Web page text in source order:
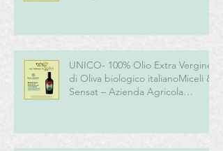
UNICO- 100% Olio Extra Vergine
di Oliva biologico italianoMiceli &
Sensat – Azienda Agricola